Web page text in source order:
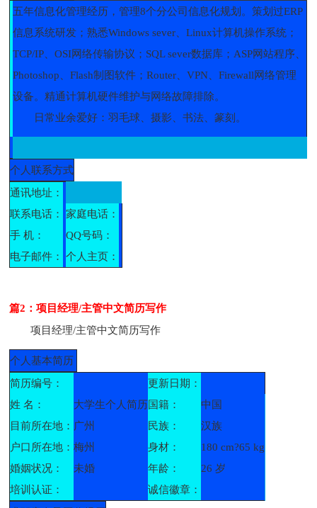
五年信息化管理经历，管理8个分公司信息化规划。策划过ERP
信息系统研发；熟悉Windows sever、Linux计算机操作系统；
TCP/IP、OSI网络传输协议；SQL sever数据库；ASP网站程序、
Photoshop、Flash制图软件；Router、VPN、Firewall网络管理
设备。精通计算机硬件维护与网络故障排除。
日常业余爱好：羽毛球、摄影、书法、篆刻。
个人联系方式
通讯地址：
联系电话：
家庭电话：
手 机：
QQ号码：
电子邮件：
个人主页：
篇2：项目经理/主管中文简历写作
项目经理/主管中文简历写作
个人基本简历
简历编号：
更新日期：
姓 名：
大学生个人简历国籍：
中国
目前所在地： 广州 民族：
汉族
户口所在地：梅州 身材：
180 cm?65 kg
婚姻状况：
未婚 年龄：
26 岁
培训认证：
诚信徽章：